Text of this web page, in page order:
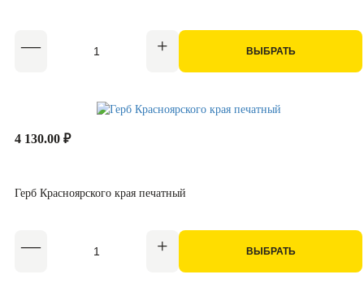
ВЫБРАТЬ
4 130.00 ₽
Герб Красноярского края печатный
ВЫБРАТЬ